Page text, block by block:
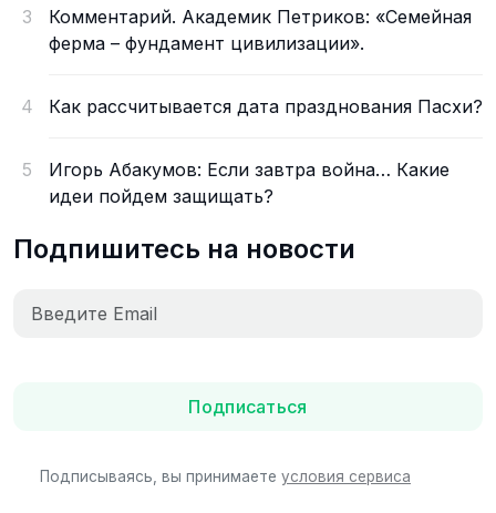
3
Комментарий. Академик Петриков: «Семейная
ферма – фундамент цивилизации».
4 Как рассчитывается дата празднования Пасхи?
5
Игорь Абакумов: Если завтра война… Какие
идеи пойдем защищать?
Подпишитесь на новости
Подписаться
Подписываясь, вы принимаете условия сервиса